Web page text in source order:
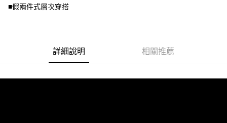
資料（包含姓名、電話或地址）提供予台灣大哥大進項蒐集、處理及利用，
※ 交易是否成功請以「AFTEE先享後付 」之結帳頁面顯示為準，若有關於
１．透過由恩沛科技股份有限公司提供之「AFTEE先享後付」服務完成之交
２．關於個人資料處理事宜，請瀏覽以下網址：
付款後7-11取貨
每筆NT$100，滿NT$1,000(含以上)免運費
■假兩件式層次穿搭
詳細說明 相關推薦